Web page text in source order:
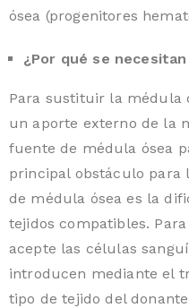
ósea (progenitores
¿Por qué se
Para sustituir la médula
un aporte externo de la
fuente de médula ósea
principal obstáculo para
de médula ósea es la
tejidos compatibles.
acepte las células
introducen mediante el
tipo de tejido del